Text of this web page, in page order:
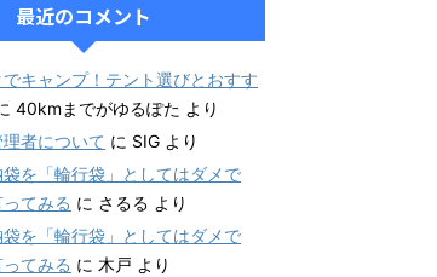
最近のコメント
キャンプ！テント選びとおすす
40kmまでがゆるぽた より
者について に SIG より
を「輪行袋」としてはダメで
てみる に さるる より
を「輪行袋」としてはダメで
てみる に 木戸 より